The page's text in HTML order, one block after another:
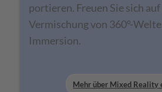
portieren. Freuen Sie sich
Vermischung von 360°-
Immersion.
Mehr über Mixed Reality